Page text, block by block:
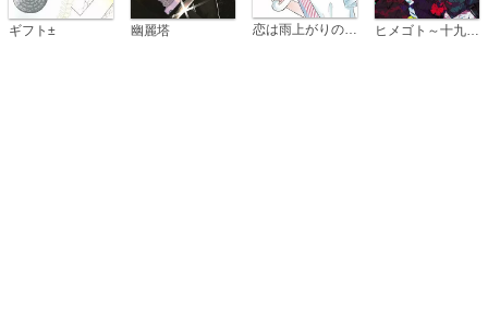
ギフト± 幽麗塔 恋は雨上がりのように